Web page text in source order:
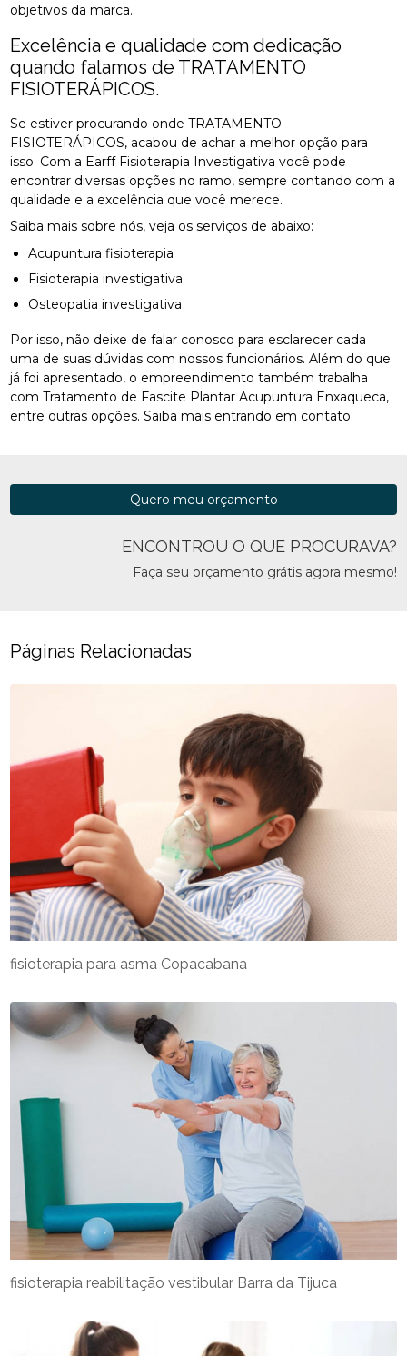
objetivos da marca.
Excelência e qualidade com dedicação
quando falamos de TRATAMENTO
FISIOTERÁPICOS.
Se estiver procurando onde TRATAMENTO
FISIOTERÁPICOS, acabou de achar a melhor opção para
isso. Com a Earff Fisioterapia Investigativa você pode
encontrar diversas opções no ramo, sempre contando com a
qualidade e a excelência que você merece.
Saiba mais sobre nós, veja os serviços de abaixo:
Acupuntura fisioterapia
Fisioterapia investigativa
Osteopatia investigativa
Por isso, não deixe de falar conosco para esclarecer cada
uma de suas dúvidas com nossos funcionários. Além do que
já foi apresentado, o empreendimento também trabalha
com Tratamento de Fascite Plantar Acupuntura Enxaqueca,
entre outras opções. Saiba mais entrando em contato.
ENCONTROU O QUE PROCURAVA?
Faça seu orçamento grátis agora mesmo!
Quero meu orçamento
Páginas Relacionadas
fisioterapia reabilitação vestibular Barra da Tijuca
fisioterapia para asma Copacabana